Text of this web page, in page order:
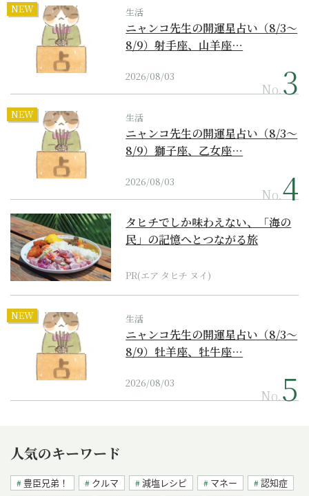
NEW 生活
ニャンコ先生の開運星占い（8/3～
8/9）射手座、山羊座…
2026/08/03
No.
NEW 生活
ニャンコ先生の開運星占い（8/3～
8/9）獅子座、乙女座…
2026/08/03
No.
タヒチでしか味わえない、「海の
民」の記憶へとつながる旅
PR(エア タヒチ ヌイ)
NEW 生活
ニャンコ先生の開運星占い（8/3～
8/9）牡羊座、牡牛座…
2026/08/03
No.
人気のキーワード
豊臣兄弟！ クルマ 減塩レシピ マネー
認知症